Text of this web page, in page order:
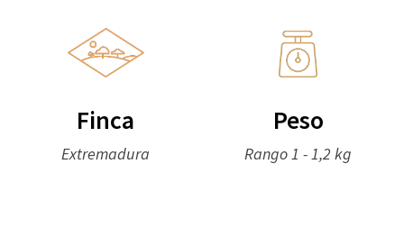
Finca
Extremadura
Peso
Rango 1 - 1,2 kg